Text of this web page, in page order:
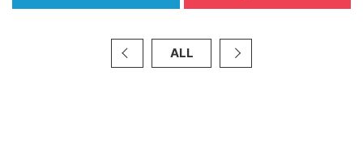
ALL